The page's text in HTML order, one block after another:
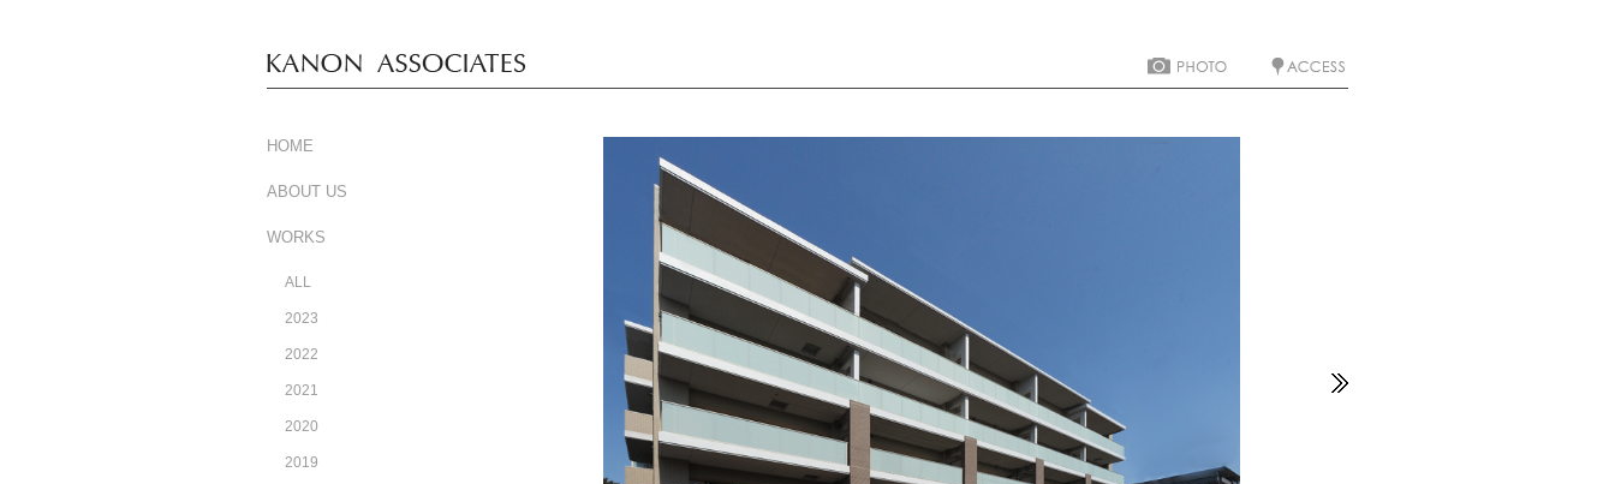
HOME
ABOUT US
WORKS
ALL
2023
2022
2021
2020
2019